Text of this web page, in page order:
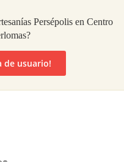
Persépolis en Centro
de usuario!